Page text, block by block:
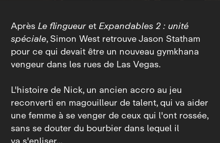
AprèsLe flingueuretExpandables 2 : unité
spéciale, Simon West retrouve Jason Statham
pour ce qui devait être un nouveau gymkhana
vengeur dans les rues de Las Vegas.
L'histoire de Nick, un ancien accro au jeu
reconverti en magouilleur de talent, qui va aider
une femme à se venger de ceux qui l'ont rossée,
sans se douter du bourbier dans lequel il